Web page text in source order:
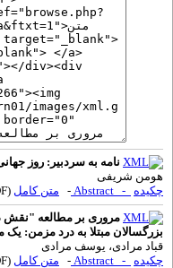
نامه به سردبیر: روز
هومن شریفی
چکیده - Abstract
-متن کامل(PDF)
مروری بر مطالعه "نقش
بزرگسالان مبتلا به درد مزمن: یک
قباد مرادی، یوسف مرادی
چکیده - Abstract
-متن کامل(PDF)